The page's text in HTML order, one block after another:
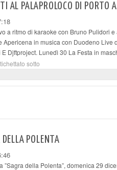
AL PALAPROLOCO DI PORTO
a ritmo di karaoke con Bruno Pulidori
Apericena in musica con Duodeno Live
Djftproject. Lunedì 30 La Festa in
sotto
POLENTA
”Sagra della Polenta”, domenica 29